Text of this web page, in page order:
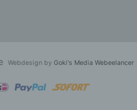
Webdesign by Goki's Media Webeelancer
Verarbeitung
ist die